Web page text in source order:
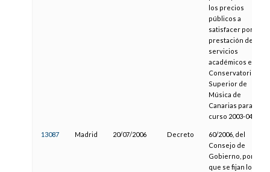
los precios
públicos a
satisfacer por la
prestación de
servicios
académicos en el
Conservatorio
Superior de
Música de
Canarias para el
curso 2003-04
13087 Madrid 20/07/2006 Decreto
60/2006, del
Consejo de
Gobierno, por el
que se fijan los